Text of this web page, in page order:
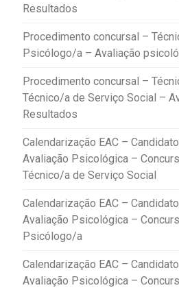
Resultados
Procedimento concursal –
Psicólogo/a – Avaliação
Procedimento concursal –
Técnico/a de Serviço Social –
Resultados
Calendarização EAC –
Avaliação Psicológica –
Técnico/a de Serviço Social
Calendarização EAC –
Avaliação Psicológica –
Psicólogo/a
Calendarização EAC –
Avaliação Psicológica –